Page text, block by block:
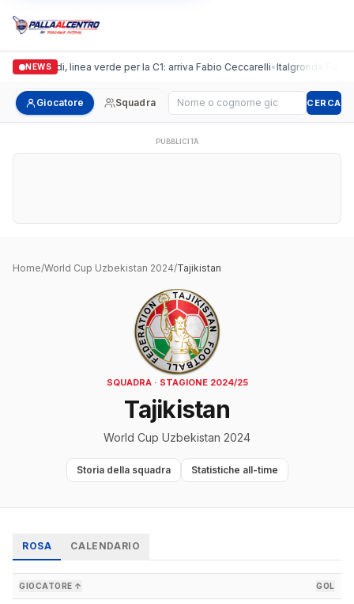
NEWS
Casalguidi, linea verde per la C1: arriva Fabio Ceccarelli•Italgronda Futsal
Giocatore Squadra Cerca giocatore CERCA
PUBBLICITÀ
Home/World Cup Uzbekistan 2024/Tajikistan
SQUADRA · STAGIONE 2024/25
Tajikistan
World Cup Uzbekistan 2024
Storia della squadra Statistiche all-time
ROSA CALENDARIO
GIOCATORE ↑ GOL